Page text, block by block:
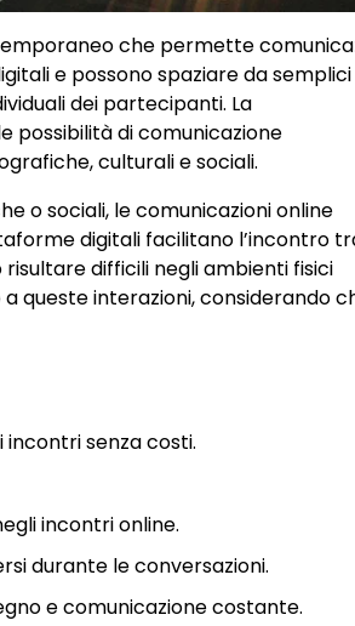
che permette
e possono spaziare da semplici
dei partecipanti. La
possibilità di comunicazione
culturali e sociali.
o sociali, le comunicazioni online
digitali facilitano l’incontro
difficili negli ambienti fisici
queste interazioni, considerando
senza costi.
incontri online.
durante le conversazioni.
e comunicazione costante.